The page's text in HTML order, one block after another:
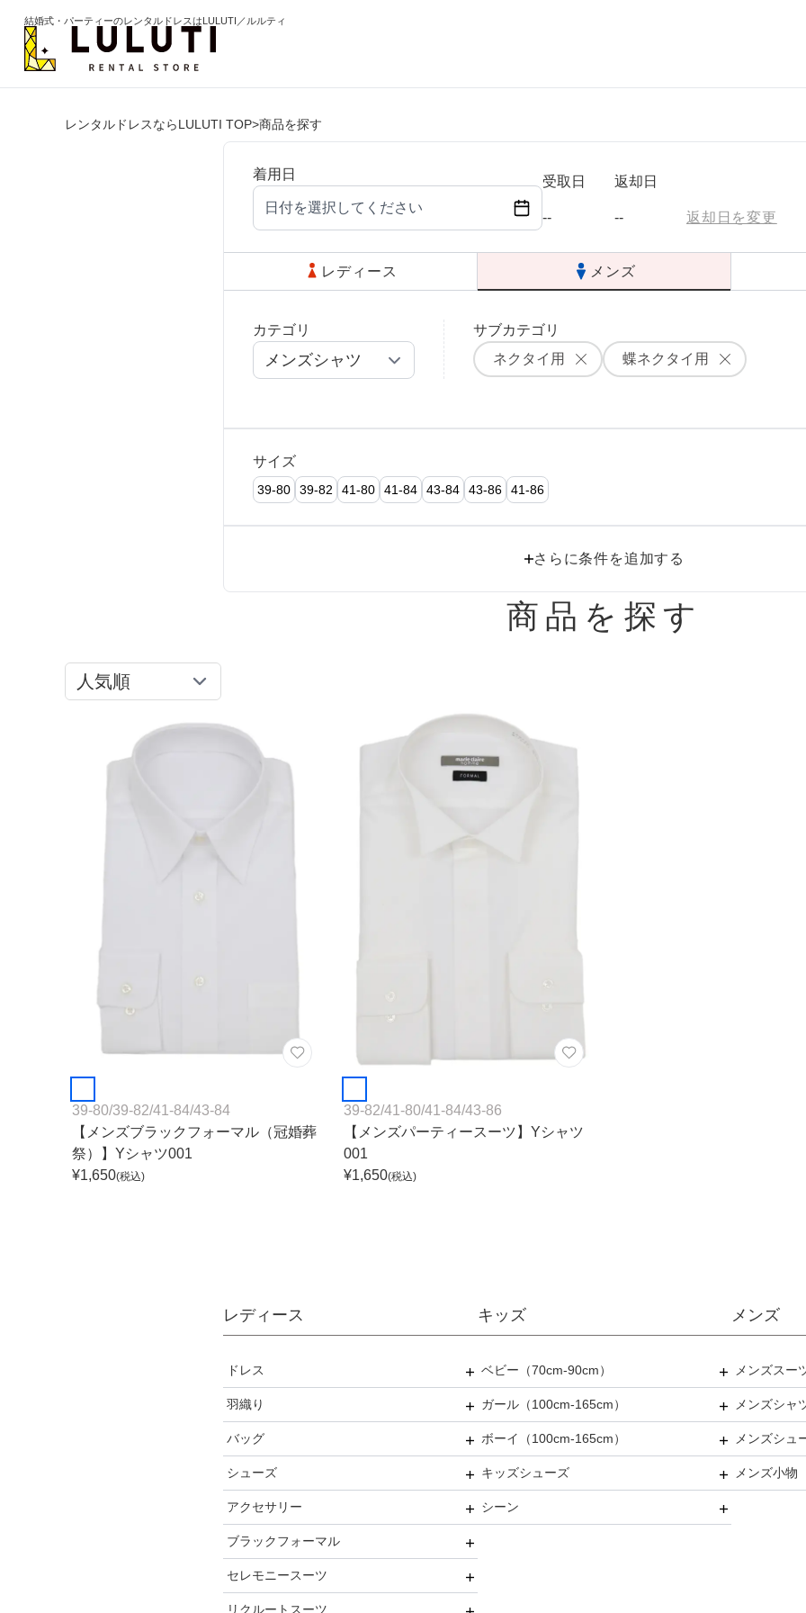
結婚式・パーティーのレンタルドレスはLULUTI／ルルティ
カテゴリから選ぶ
専門家監修 骨格×カラーセット
い！
ご親族・マザードレス風
同窓会に着ていきたい憧れドレスはこれ
4点セット（ドレス＋小物3点）
ボレロ
ジャケット
バッグ
クラッチバッグ
アクセサリー
ヘアーアクセサリー
ブラックフォーマル
SNIDEL
kaene
Phase Eight
30代
40代
50代
季節のコンテンツ
セット
骨格＆パーソナルカラーのプロ監修！上
品さを叶える結婚式参列ドレスセット
成人式・同窓会
入卒・セレモニー
食事・挨拶
レンタルドレスならLULUTI TOP>商品を探す
着用日
日付を選択してください
受取日
--
返却日
-- 返却日を変更
レディース メンズ
カテゴリ
サブカテゴリ
ネクタイ用
蝶ネクタイ用
サイズ
39-80 39-82 41-80 41-84 43-84 43-86 41-86
さらに条件を追加する
商品を探す
39-80/39-82/41-84/43-84
【メンズブラックフォーマル（冠婚葬
祭）】Yシャツ001
¥1,650(税込)
39-82/41-80/41-84/43-86
【メンズパーティースーツ】Yシャツ
001
¥1,650(税込)
レディース
ドレス
ワンピース
パンツ
セットアップ
オールインワン
ブライズメイド
ルルティオリジナル
マザードレス
羽織り
ボレロ
ショール
ジャケット
カーディガン
その他
バッグ
サブバッグ
クラッチバッグ
ハンドバッグ
持ち手あり
持ち手なし
シューズ
ヒール
ストラップ付き
フラット
アクセサリー
ネックレス
ヘアーアクセサリー
イヤリング
ブラックフォーマル
ブラックフォーマル
小物セット
セレモニースーツ
セレモニースーツ
リクルートスーツ
キッズ
ベビー（70cm-90cm）
ドレス
スーツ
カジュアル
ガール（100cm-165cm）
フォーマル
ドレス
ボーイ（100cm-165cm）
スーツ
その他衣装
キッズシューズ
ローファー
シーン
メンズ
メンズスー
パーティ
ブラック
リクルート
メンズシャ
ネクタイ
蝶ネクタイ
メンズシュ
ストレー
メンズ小物